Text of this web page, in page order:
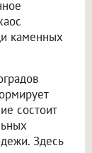
каменных
состоит
Здесь